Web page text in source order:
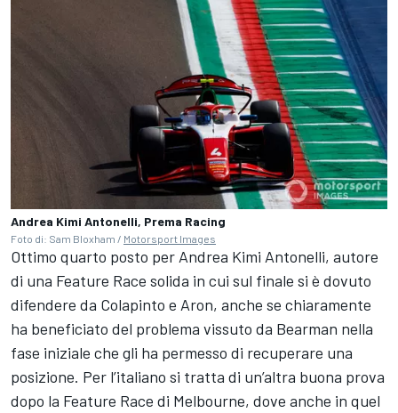
Andrea Kimi Antonelli, Prema Racing
Foto di: Sam Bloxham / Motorsport Images
Ottimo quarto posto per Andrea Kimi Antonelli, autore
di una Feature Race solida in cui sul finale si è dovuto
difendere da Colapinto e Aron, anche se chiaramente
ha beneficiato del problema vissuto da Bearman nella
fase iniziale che gli ha permesso di recuperare una
posizione. Per l’italiano si tratta di un’altra buona prova
dopo la Feature Race di Melbourne, dove anche in quel